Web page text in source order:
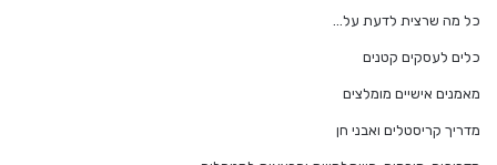
כל מה שרצית לדעת על…
כלים לעסקים קטנים
מאמנים אישיים מומלצים
מדריך קריסטלים ואבני חן